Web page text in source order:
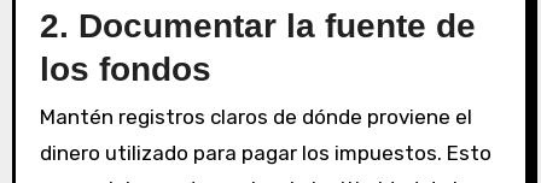
2. Documentar la fuente de
los fondos
Mantén registros claros de dónde proviene el
dinero utilizado para pagar los impuestos. Esto